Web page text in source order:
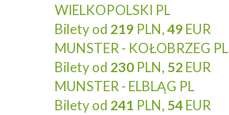
WIELKOPOLSKI PL
Bilety od 219 PLN,49EUR
MUNSTER - KOŁOBRZEG PL
Bilety od 230 PLN, 52EUR
MUNSTER - ELBLĄG PL
Bilety od 241 PLN, 54EUR